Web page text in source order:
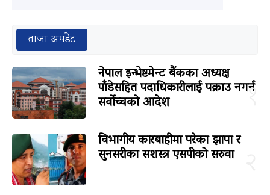
ताजा अपडेट
१
नेपाल इन्भेष्टमेन्ट बैंकका अध्यक्ष
पाँडेसहित पदाधिकारीलाई पक्राउ नगर्न
सर्वोच्चको आदेश
विभागीय कारबाहीमा परेका झापा र
सुनसरीका सशस्त्र एसपीको सरुवा